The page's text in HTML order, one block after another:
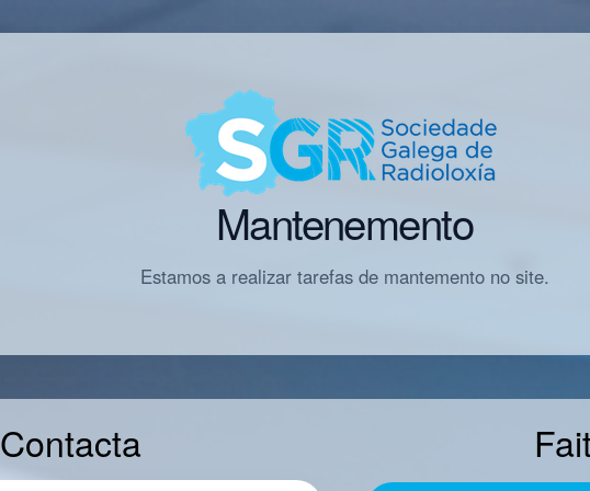
Mantenemento
Estamos a realizar tarefas de mantemento no site.
Contacta